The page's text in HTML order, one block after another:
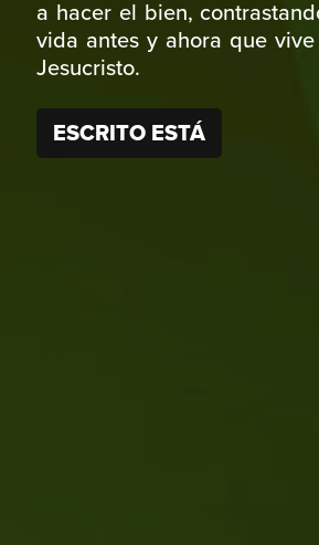
a hacer el bien,
vida antes y ahora que
Jesucristo.
ESCRITO ESTÁ